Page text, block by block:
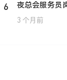
6 夜总会服务员
3 个月前